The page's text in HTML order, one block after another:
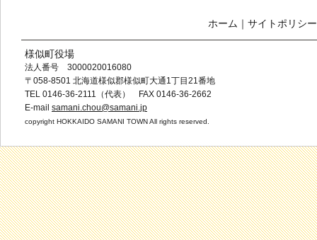
ホーム ｜ サイトポリシー
様似町役場
法人番号 3000020016080
〒058-8501 北海道様似郡様似町大通1丁目21番地
TEL 0146-36-2111（代表） FAX 0146-36-2662
E-mail samani.chou@samani.jp
copyright HOKKAIDO SAMANI TOWN All rights reserved.